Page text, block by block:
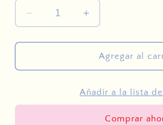
Reducir
cantidad
para
Aumentar
cantidad
para
Alpaca
Agregar al
Añadir a la lista
Comprar